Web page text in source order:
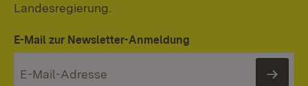
Landesregierung.
E-Mail zur Newsletter-Anmeldung